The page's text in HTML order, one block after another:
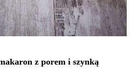
z porem i szynką